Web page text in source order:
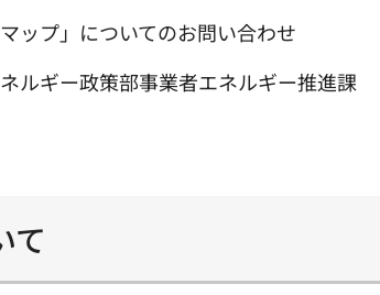
ップ」についてのお問い合わせ
ルギー政策部事業者エネルギー推進課
て